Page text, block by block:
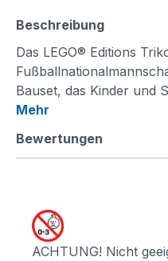
Beschreibung
Das LEGO® Editions
Bauset, das Kinder und
Mehr
Bewertungen
ACHTUNG! Nicht